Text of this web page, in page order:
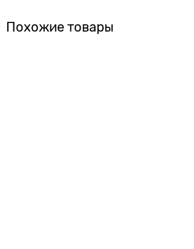
Похожие товары